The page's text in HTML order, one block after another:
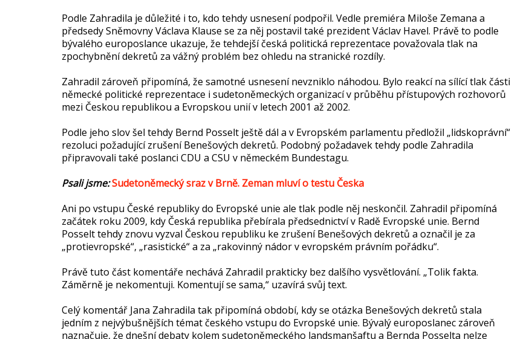
Podle Zahradila je důležité i to, kdo tehdy usnesení podpořil. Vedle premiéra Miloše Zemana a
předsedy Sněmovny Václava Klause se za něj postavil také prezident Václav Havel. Právě to podle
bývalého europoslance ukazuje, že tehdejší česká politická reprezentace považovala tlak na
zpochybnění dekretů za vážný problém bez ohledu na stranické rozdíly.
Zahradil zároveň připomíná, že samotné usnesení nevzniklo náhodou. Bylo reakcí na sílící tlak části
německé politické reprezentace i sudetoněmeckých organizací v průběhu přístupových rozhovorů
mezi Českou republikou a Evropskou unií v letech 2001 až 2002.
Podle jeho slov šel tehdy Bernd Posselt ještě dál a v Evropském parlamentu předložil „lidskoprávní“
rezoluci požadující zrušení Benešových dekretů. Podobný požadavek tehdy podle Zahradila
připravovali také poslanci CDU a CSU v německém Bundestagu.
Psali jsme:Sudetoněmecký sraz v Brně. Zeman mluví o testu Česka
Ani po vstupu České republiky do Evropské unie ale tlak podle něj neskončil. Zahradil připomíná
začátek roku 2009, kdy Česká republika přebírala předsednictví v Radě Evropské unie. Bernd
Posselt tehdy znovu vyzval Českou republiku ke zrušení Benešových dekretů a označil je za
„protievropské“, „rasistické“ a za „rakovinný nádor v evropském právním pořádku“.
Právě tuto část komentáře nechává Zahradil prakticky bez dalšího vysvětlování. „Tolik fakta.
Záměrně je nekomentuji. Komentují se sama,“ uzavírá svůj text.
Celý komentář Jana Zahradila tak připomíná období, kdy se otázka Benešových dekretů stala
jedním z nejvýbušnějších témat českého vstupu do Evropské unie. Bývalý europoslanec zároveň
naznačuje, že dnešní debaty kolem sudetoněmeckého landsmanšaftu a Bernda Posselta nelze